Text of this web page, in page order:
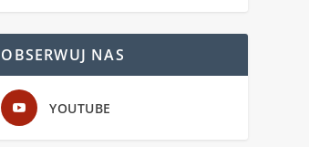
OBSERWUJ NAS
YOUTUBE